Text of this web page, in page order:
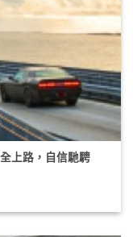
上路，自信馳騁